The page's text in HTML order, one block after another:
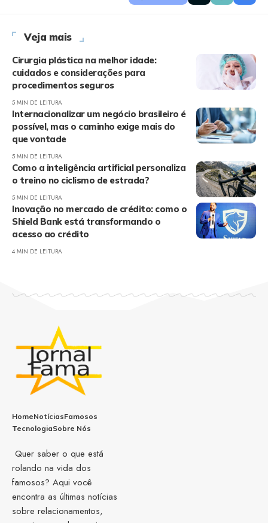
Veja mais
Cirurgia plástica na melhor idade:
cuidados e considerações para
procedimentos seguros
5 MIN DE LEITURA
Internacionalizar um negócio brasileiro é
possível, mas o caminho exige mais do
que vontade
5 MIN DE LEITURA
Como a inteligência artificial personaliza
o treino no ciclismo de estrada?
5 MIN DE LEITURA
Inovação no mercado de crédito: como o
Shield Bank está transformando o
acesso ao crédito
4 MIN DE LEITURA
HomeNotíciasFamosos
TecnologiaSobre Nós
Quer saber o que está
rolando na vida dos
famosos? Aqui você
encontra as últimas notícias
sobre relacionamentos,